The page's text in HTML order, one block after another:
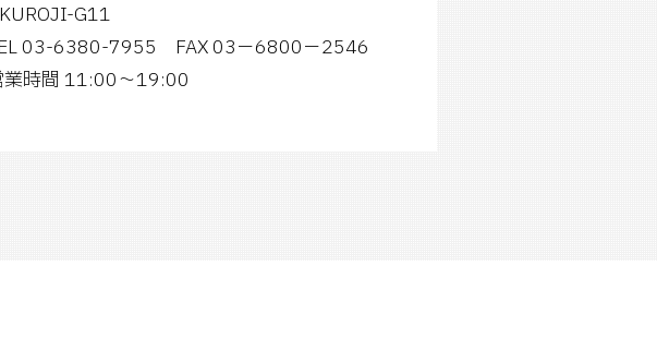
G11
03-6380-7955 FAX 03−6800−2546
時間 11:00～19:00